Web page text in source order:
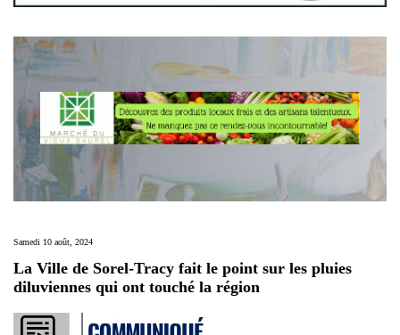
Samedi 10 août, 2024
La Ville de Sorel-Tracy fait le point sur les pluies
diluviennes qui ont touché la région